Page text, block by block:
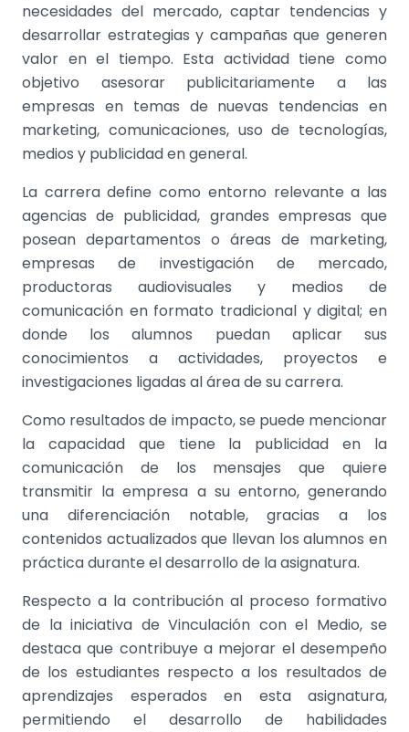
necesidades del mercado, captar tendencias y
desarrollar estrategias y campañas que generen
valor en el tiempo. Esta actividad tiene como
objetivo asesorar publicitariamente a las
empresas en temas de nuevas tendencias en
marketing, comunicaciones, uso de tecnologías,
medios y publicidad en general.
La carrera define como entorno relevante a las
agencias de publicidad, grandes empresas que
posean departamentos o áreas de marketing,
empresas de investigación de mercado,
productoras audiovisuales y medios de
comunicación en formato tradicional y digital; en
donde los alumnos puedan aplicar sus
conocimientos a actividades, proyectos e
investigaciones ligadas al área de su carrera.
Como resultados de impacto, se puede mencionar
la capacidad que tiene la publicidad en la
comunicación de los mensajes que quiere
transmitir la empresa a su entorno, generando
una diferenciación notable, gracias a los
contenidos actualizados que llevan los alumnos en
práctica durante el desarrollo de la asignatura.
Respecto a la contribución al proceso formativo
de la iniciativa de Vinculación con el Medio, se
destaca que contribuye a mejorar el desempeño
de los estudiantes respecto a los resultados de
aprendizajes esperados en esta asignatura,
permitiendo el desarrollo de habilidades